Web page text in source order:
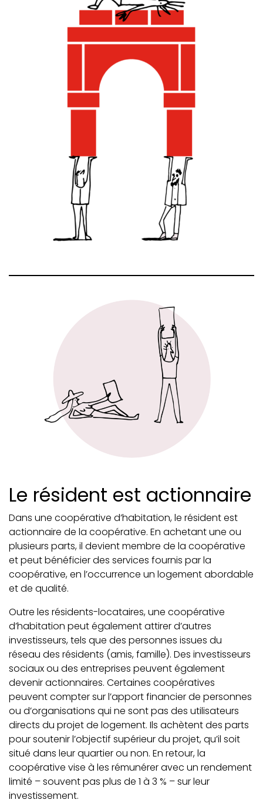
Le résident est actionnaire
Dans une coopérative d’habitation, le résident est
actionnaire de la coopérative. En achetant une ou
plusieurs parts, il devient membre de la coopérative
et peut bénéficier des services fournis par la
coopérative, en l’occurrence un logement abordable
et de qualité.
Outre les résidents-locataires, une coopérative
d’habitation peut également attirer d’autres
investisseurs, tels que des personnes issues du
réseau des résidents (amis, famille). Des investisseurs
sociaux ou des entreprises peuvent également
devenir actionnaires. Certaines coopératives
peuvent compter sur l’apport financier de personnes
ou d’organisations qui ne sont pas des utilisateurs
directs du projet de logement. Ils achètent des parts
pour soutenir l’objectif supérieur du projet, qu’il soit
situé dans leur quartier ou non. En retour, la
coopérative vise à les rémunérer avec un rendement
limité – souvent pas plus de 1 à 3 % – sur leur
investissement.